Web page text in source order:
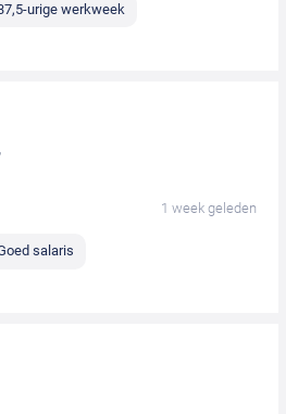
urige werkweek
1 week geleden
salaris